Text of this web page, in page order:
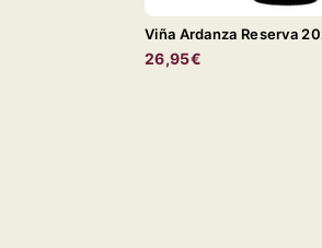
Viña Ardanza Reserva
26,95€